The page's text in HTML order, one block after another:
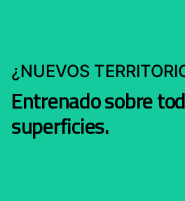
¿NUEVOS
Entrenado sobre
superficies.